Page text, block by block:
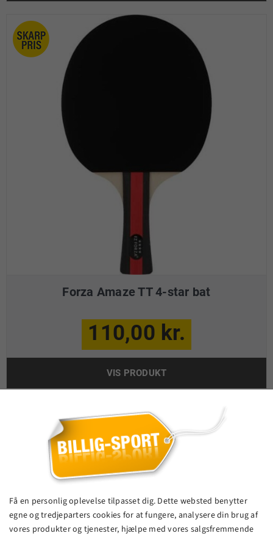
Forza Amaze TT 4-star bat
110,00 kr.
VIS PRODUKT
Få en personlig oplevelse tilpasset dig. Dette websted benytter
egne og tredjeparters cookies for at fungere, analysere din brug af
vores produkter og tjenester, hjælpe med vores salgsfremmende